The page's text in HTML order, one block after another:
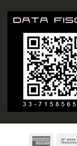
American